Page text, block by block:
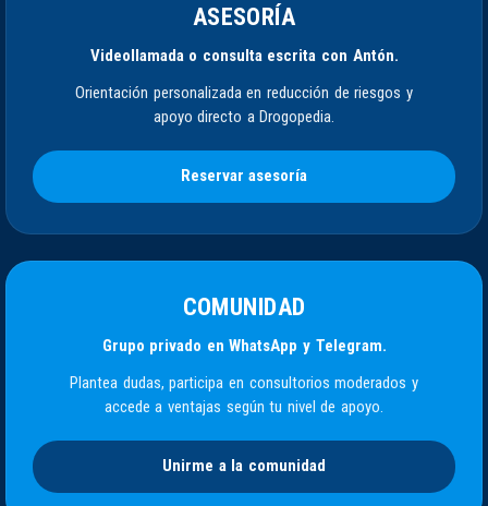
ASESORÍA
Videollamada o consulta escrita con Antón.
Orientación personalizada en reducción de riesgos y
apoyo directo a Drogopedia.
Reservar asesoría
COMUNIDAD
Grupo privado en WhatsApp y Telegram.
Plantea dudas, participa en consultorios moderados y
accede a ventajas según tu nivel de apoyo.
Unirme a la comunidad